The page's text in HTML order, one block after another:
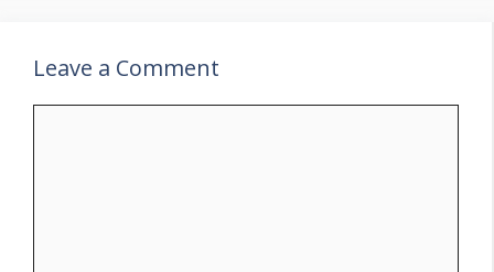
Leave a Comment